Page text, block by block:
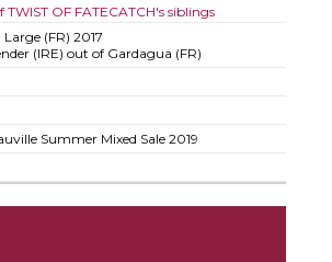
TWIST OF FATECATCH's siblings
(FR) 2017
(IRE) out of Gardagua (FR)
Summer Mixed Sale 2019